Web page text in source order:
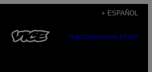
+ ESPAÑOL
SUBSCRIBENEWSLETTER